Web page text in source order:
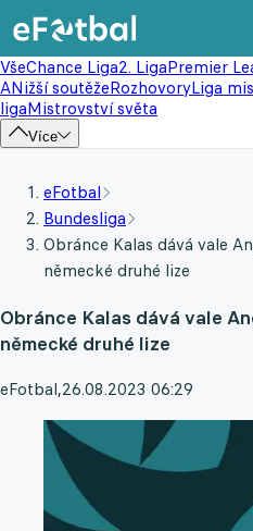
VšeChance Liga2. LigaPremier
ANižší soutěžeRozhovoryLiga
ligaMistrovství světa
Více
eFotbal
Bundesliga
Obránce Kalas dává vale
německé druhé lize
Obránce Kalas dává vale
německé druhé lize
eFotbal,26.08.2023 06:29